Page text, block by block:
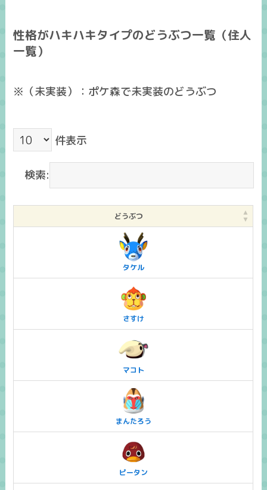
性格がハキハキタイプのどうぶつ一覧（住人
一覧）
※（未実装）：ポケ森で未実装のどうぶつ
件表示
検索:
どうぶつ
タケル
さすけ
マコト
まんたろう
ピータン